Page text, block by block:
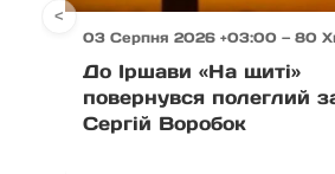
03 Серпня 2026 +03:00 — 80
До Іршави «На щиті»
повернувся полеглий
Сергій Воробок
<